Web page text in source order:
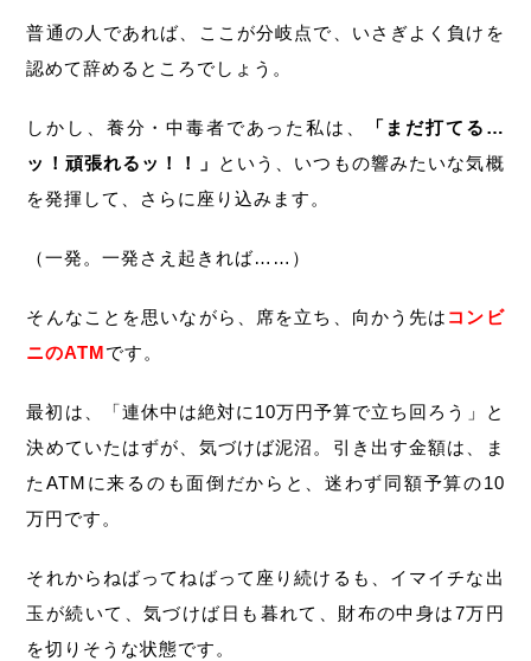
普通の人であれば、ここが分岐点で、いさぎよく負けを
認めて辞めるところでしょう。
しかし、養分・中毒者であった私は、
「まだ打てる…
ッ！頑張れるッ！！」
という、いつもの響みたいな気概
を発揮して、さらに座り込みます。
（一発。一発さえ起きれば……）
そんなことを思いながら、席を立ち、向かう先は コンビ
ニのATMです。
最初は、「連休中は絶対に10万円予算で立ち回ろう」と
決めていたはずが、気づけば泥沼。引き出す金額は、ま
たATMに来るのも面倒だからと、迷わず同額予算の10
万円です。
それからねばってねばって座り続けるも、イマイチな出
玉が続いて、気づけば日も暮れて、財布の中身は7万円
を切りそうな状態です。